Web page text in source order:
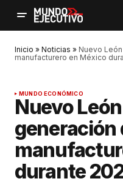
Inicio » Noticias » Nuevo
manufacturero en México
MUNDO ECONÓMICO
Nuevo
generación
durante